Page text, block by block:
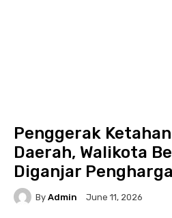
Penggerak
Daerah, Walikota
Diganjar
By Admin June 11, 2026